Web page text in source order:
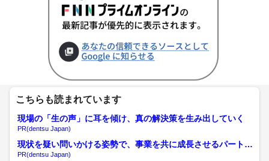
こちらも読まれています
現場の「生の声」に耳を傾け、真の解決策を生み出していく
PR(dentsu Japan)
現状を疑い問いかける姿勢で、事業を共に成長させるパートナ
ーへ
PR(dentsu Japan)